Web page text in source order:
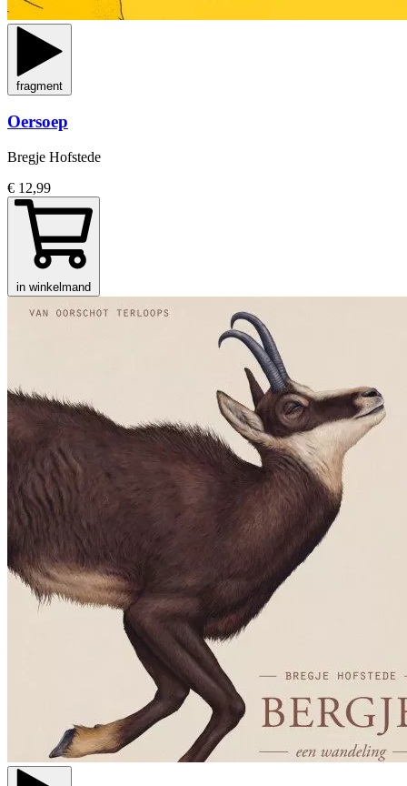
fragment
Oersoep
Bregje Hofstede
€ 12,99
in winkelmand